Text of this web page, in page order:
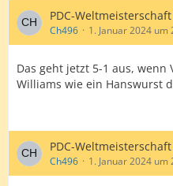
PDC-
Ch496 1. Januar 2024 um
Das geht jetzt 5-1 aus,
Williams wie ein Hanswurst
PDC-
Ch496 1. Januar 2024 um